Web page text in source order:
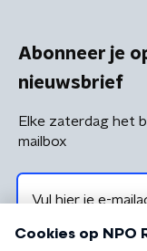
Abonneer je
nieuwsbrief
Elke zaterdag het
mailbox